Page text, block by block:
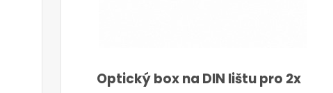
Optický box na DIN lištu pro 2x